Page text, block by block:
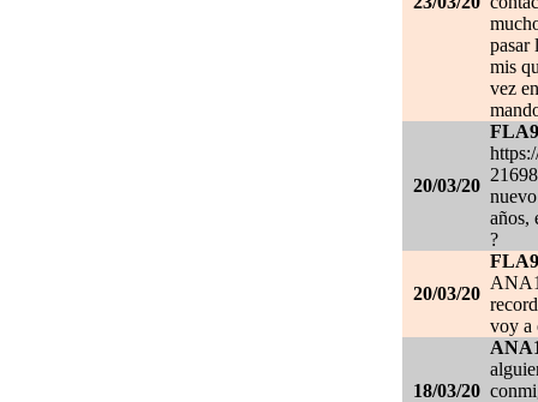
pasar
mis
vez
20/03/20
años,
?
20/03/20
voy a
18/03/20